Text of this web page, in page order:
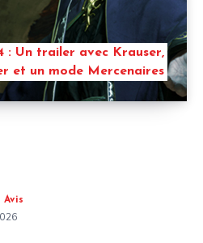
: Un trailer avec Krauser,
et un mode Mercenaires
Avis